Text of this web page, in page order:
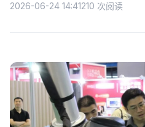
2026-06-24 14:41210 次阅读